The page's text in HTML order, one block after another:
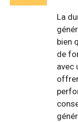
La
bien
de
avec